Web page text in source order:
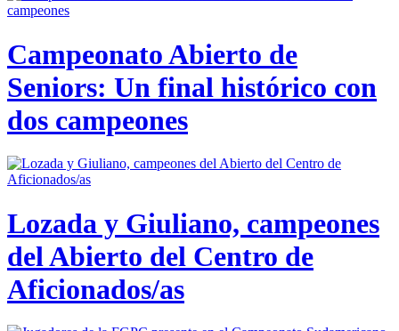
Campeonato Abierto de
Seniors: Un final histórico con
dos campeones
Lozada y Giuliano, campeones
del Abierto del Centro de
Aficionados/as